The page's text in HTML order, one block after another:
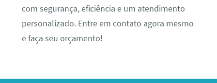
com segurança, eficiência e um atendimento
personalizado. Entre em contato agora mesmo
e faça seu orçamento!